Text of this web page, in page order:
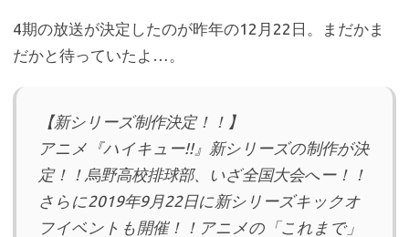
4期の放送が決定したのが昨年の12月22日。まだかま
だかと待っていたよ…。
【新シリーズ制作決定！！】
アニメ『ハイキュー!!』新シリーズの制作が決
定！！烏野高校排球部、いざ全国大会へー！！
さらに2019年9月22日に新シリーズキックオ
フイベントも開催！！アニメの「これまで」